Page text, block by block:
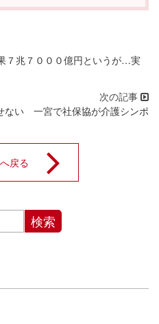
７兆７０００億円というが…実
ない 一宮で社保協が介護シンポ
戻る